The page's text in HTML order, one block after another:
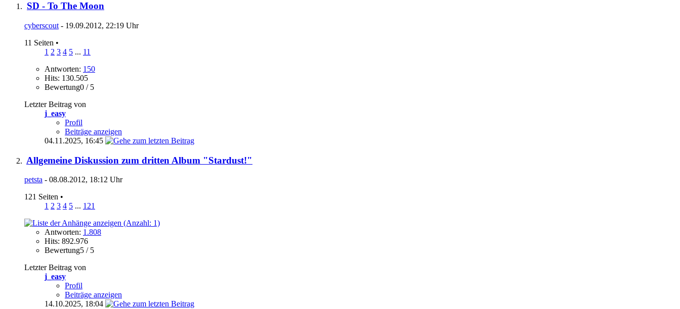
SD - To The Moon
cyberscout - 19.09.2012, 22:19 Uhr
11 Seiten •
1 2 3 4 5 ... 11
Antworten: 150
Hits: 130.505
Bewertung0 / 5
Letzter Beitrag von
j_easy
Profil
Beiträge anzeigen
04.11.2025, 16:45
Allgemeine Diskussion zum dritten Album "Stardust!"
petsta - 08.08.2012, 18:12 Uhr
121 Seiten •
1 2 3 4 5 ... 121
Antworten: 1.808
Hits: 892.976
Bewertung5 / 5
Letzter Beitrag von
j_easy
Profil
Beiträge anzeigen
14.10.2025, 18:04